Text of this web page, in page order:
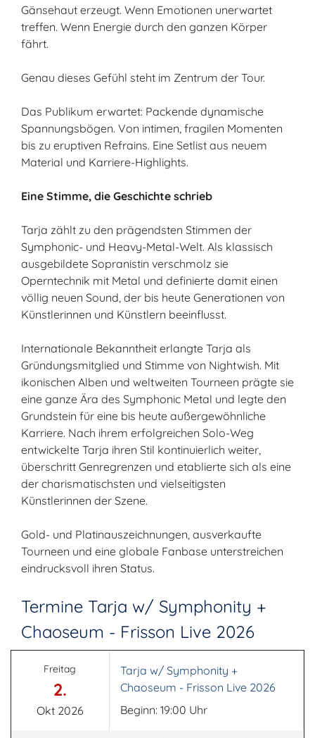
Gänsehaut erzeugt. Wenn Emotionen unerwartet
treffen. Wenn Energie durch den ganzen Körper
fährt.
Genau dieses Gefühl steht im Zentrum der Tour.
Das Publikum erwartet: Packende dynamische
Spannungsbögen. Von intimen, fragilen Momenten
bis zu eruptiven Refrains. Eine Setlist aus neuem
Material und Karriere-Highlights.
Eine Stimme, die Geschichte schrieb
Tarja zählt zu den prägendsten Stimmen der
Symphonic- und Heavy-Metal-Welt. Als klassisch
ausgebildete Sopranistin verschmolz sie
Operntechnik mit Metal und definierte damit einen
völlig neuen Sound, der bis heute Generationen von
Künstlerinnen und Künstlern beeinflusst.
Internationale Bekanntheit erlangte Tarja als
Gründungsmitglied und Stimme von Nightwish. Mit
ikonischen Alben und weltweiten Tourneen prägte sie
eine ganze Ära des Symphonic Metal und legte den
Grundstein für eine bis heute außergewöhnliche
Karriere. Nach ihrem erfolgreichen Solo-Weg
entwickelte Tarja ihren Stil kontinuierlich weiter,
überschritt Genregrenzen und etablierte sich als eine
der charismatischsten und vielseitigsten
Künstlerinnen der Szene.
Gold- und Platinauszeichnungen, ausverkaufte
Tourneen und eine globale Fanbase unterstreichen
eindrucksvoll ihren Status.
Termine Tarja w/ Symphonity +
Chaoseum - Frisson Live 2026
Freitag
2.
Okt 2026
Tarja w/ Symphonity +
Chaoseum - Frisson Live 2026
Beginn: 19:00 Uhr